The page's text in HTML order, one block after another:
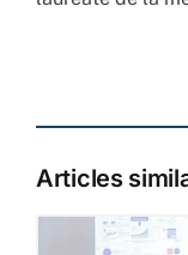
Articles